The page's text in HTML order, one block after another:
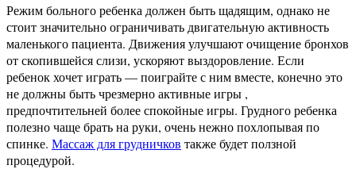
Режим больного ребенка должен быть щадящим, однако не
стоит значительно ограничивать двигательную активность
маленького пациента. Движения улучшают очищение бронхов
от скопившейся слизи, ускоряют выздоровление. Если
ребенок хочет играть — поиграйте с ним вместе, конечно это
не должны быть чрезмерно активные игры ,
предпочтительней более спокойные игры. Грудного ребенка
полезно чаще брать на руки, очень нежно похлопывая по
спинке. Массаж для грудничков также будет ползной
процедурой.